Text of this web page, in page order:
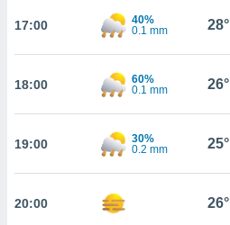
nos
en
perfil
y
17:00
40%
0.1 mm
28°
18:00
60%
0.1 mm
26°
19:00
30%
0.2 mm
25°
20:00 26°